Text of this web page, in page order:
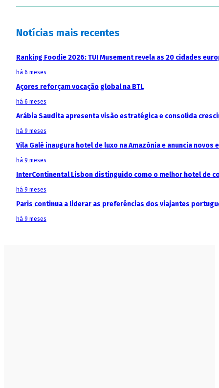
Notícias mais recentes
Ranking Foodie 2026: TUI Musement revela as 20 cidades
há 6 meses
Açores reforçam vocação global na BTL
há 6 meses
Arábia Saudita apresenta visão estratégica e consolida
há 9 meses
Vila Galé inaugura hotel de luxo na Amazónia e anuncia
há 9 meses
InterContinental Lisbon distinguido como o melhor hotel de
há 9 meses
Paris continua a liderar as preferências dos viajantes
há 9 meses